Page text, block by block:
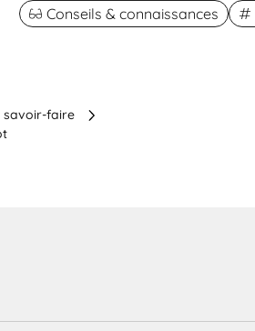
Conseils & connaissances
savoir-faire